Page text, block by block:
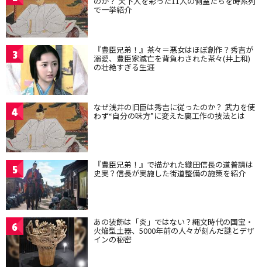
で一挙紹介
3 『豊臣兄弟！』茶々＝悪女はほぼ創作？秀吉が
溺愛、豊臣家滅亡を背負わされた茶々(井上和)
の壮絶すぎる生涯
4 なぜ浅井の旧臣は秀吉に従ったのか？ 武力を使
わず“自分の味方”に変えた裏工作の技法とは
5 『豊臣兄弟！』で描かれた織田信長の道普請は
史実？信長が実施した街道整備の施策を紹介
6 あの装飾は「炎」ではない？縄文時代の国宝・
火焔型土器、5000年前の人々が刻んだ謎とデザ
インの秘密